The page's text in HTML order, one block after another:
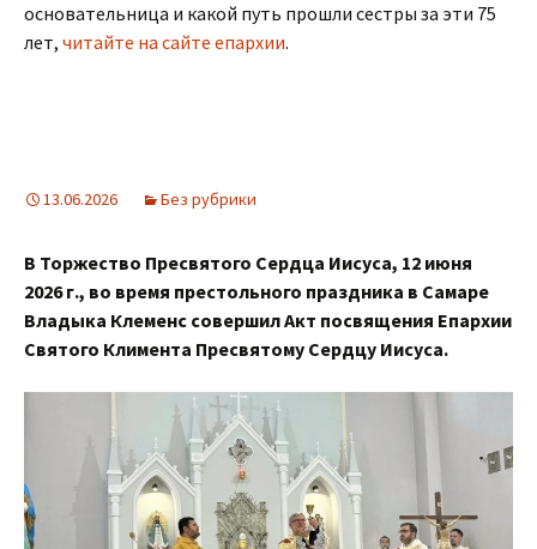
основательница и какой путь прошли сестры за эти 75
лет, читайте на сайте епархии.
13.06.2026 Без рубрики
В Торжество Пресвятого Сердца Иисуса, 12 июня
2026 г., во время престольного праздника в Самаре
Владыка Клеменс совершил Акт посвящения Епархии
Святого Климента Пресвятому Сердцу Иисуса.